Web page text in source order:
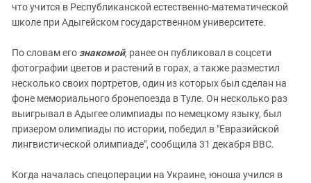
что учится в Республиканской естественно-математической
школе при Адыгейском государственном университете.
По словам его знакомой, ранее он публиковал в соцсети
фотографии цветов и растений в горах, а также разместил
несколько своих портретов, один из которых был сделан на
фоне мемориального бронепоезда в Туле. Он несколько раз
выигрывал в Адыгее олимпиады по немецкому языку, был
призером олимпиады по истории, победил в "Евразийской
лингвистической олимпиаде", сообщила 31 декабря BBC.
Когда началась спецоперации на Украине, юноша учился в